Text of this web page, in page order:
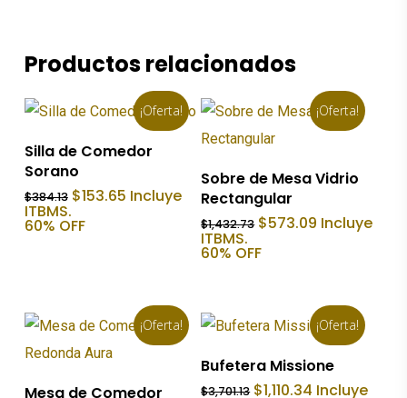
Productos relacionados
¡Oferta!
Añadir Al Carrito
Silla de Comedor
Sorano
$384.13 El
precio
original
$153.65El
precio
Incluye
ITBMS.
60% OFF
¡Oferta!
Añadir Al Carrito
Sobre de Mesa Vidrio
Rectangular
$1,432.73 El
original
$573.09 El
precio
Incluye
ITBMS.
60% OFF
¡Oferta!
Añadir Al Carrito
Mesa de Comedor
¡Oferta!
Añadir Al Carrito
Bufetera Missione
$3,701.13 El
$1,110.34 El
Incluye